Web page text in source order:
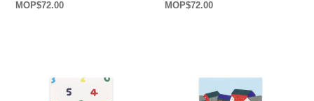
定
MOP$72.00
定
MOP$72.00